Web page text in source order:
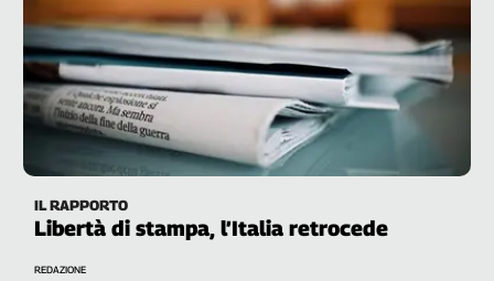
IL RAPPORTO
Libertà di stampa, l’Italia retrocede
REDAZIONE